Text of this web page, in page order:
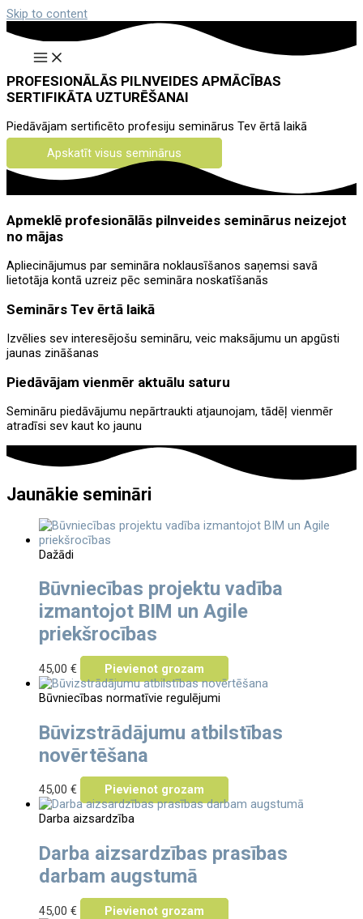
Skip to content
PROFESIONĀLĀS PILNVEIDES APMĀCĪBAS
SERTIFIKĀTA UZTURĒŠANAI
Piedāvājam sertificēto profesiju seminārus Tev ērtā laikā
Apskatīt visus seminārus
Apmeklē profesionālās pilnveides seminārus neizejot
no mājas
Apliecinājumus par semināra noklausīšanos saņemsi savā
lietotāja kontā uzreiz pēc semināra noskatīšanās
Seminārs Tev ērtā laikā
Izvēlies sev interesējošu semināru, veic maksājumu un apgūsti
jaunas zināšanas
Piedāvājam vienmēr aktuālu saturu
Semināru piedāvājumu nepārtraukti atjaunojam, tādēļ vienmēr
atradīsi sev kaut ko jaunu
Jaunākie semināri
Dažādi
Būvniecības projektu vadība
izmantojot BIM un Agile
priekšrocības
45,00 €
Pievienot grozam
Būvniecības normatīvie regulējumi
Būvizstrādājumu atbilstības
novērtēšana
45,00 €
Pievienot grozam
Darba aizsardzība
Darba aizsardzības prasības
darbam augstumā
45,00 €
Pievienot grozam